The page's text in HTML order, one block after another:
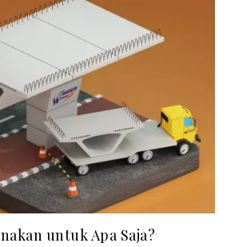
untuk Apa Saja?